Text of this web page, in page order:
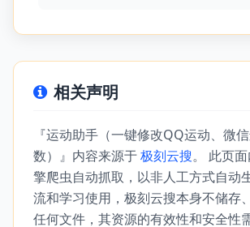
相关声明
『运动助手（一键修改QQ运动、微
数）』内容来源于极刻云搜。 此页
擎爬虫自动抓取，以非人工方式自动
流和学习使用，极刻云搜本身不储存
任何文件，其资源的有效性和安全性